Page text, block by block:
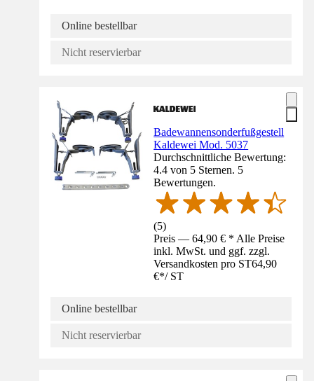
Online bestellbar
Nicht reservierbar
Badewannensonderfußgestell
Kaldewei Mod. 5037
Durchschnittliche Bewertung:
4.4 von 5 Sternen. 5
Bewertungen.
(5)
Preis — 64,90 € * Alle Preise
inkl. MwSt. und ggf. zzgl.
Versandkosten pro ST64,90
€*/ ST
Online bestellbar
Nicht reservierbar